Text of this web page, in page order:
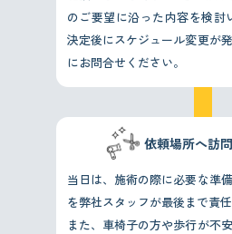
のご要望に沿った内容を検討
決定後にスケジュール変更が
にお問合せください。
依頼場所へ訪
当日は、施術の際に必要な準
を弊社スタッフが最後まで責
また、車椅子の方や歩行が不